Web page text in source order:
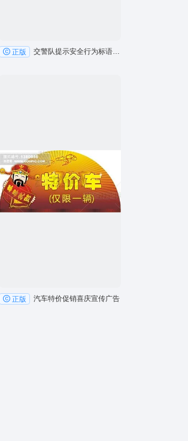
正版 交警队提示安全行为标语户外展板广告
正版 汽车特价促销喜庆宣传广告